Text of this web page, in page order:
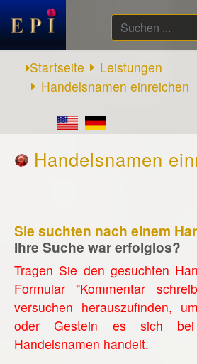
Suchen
...
Startseite
Leistungen
Handelsnamen einreichen
Handelsnamen
Sie suchten nach einem
Ihre Suche war erfolglos?
Tragen Sie den gesuchten
Formular "Kommentar
versuchen herauszufinden,
oder Gestein es sich bei
Handelsnamen handelt.